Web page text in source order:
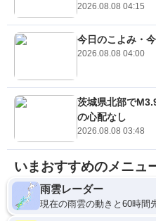
2026.08.08 04:15
今日のこよみ・
2026.08.08 04:00
茨城県北部で
の心配なし
2026.08.08 03:48
いまおすすめのメニュ
雨雲レーダー
現在の雨雲の動きと60時間